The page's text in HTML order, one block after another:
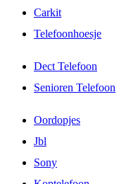
Carkit
Telefoonhoesje
Dect Telefoon
Senioren Telefoon
Oordopjes
Jbl
Sony